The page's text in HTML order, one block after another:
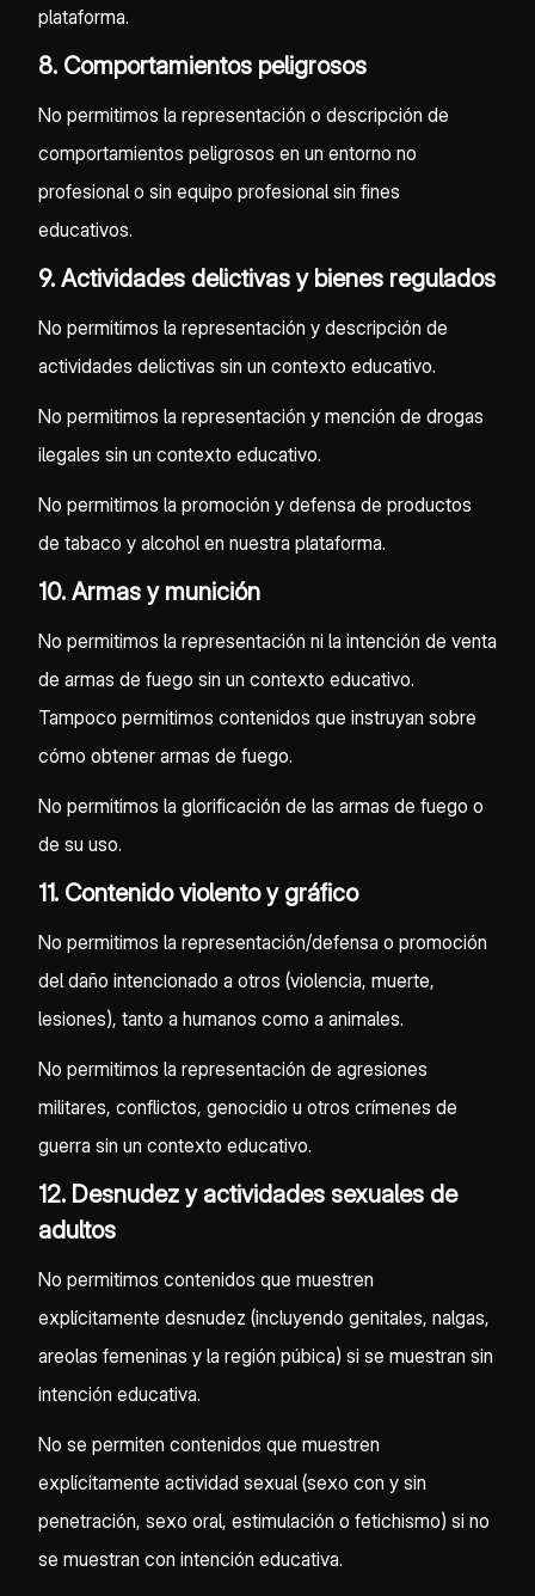
plataforma.
8. Comportamientos peligrosos
No permitimos la representación o descripción de
comportamientos peligrosos en un entorno no
profesional o sin equipo profesional sin fines
educativos.
9. Actividades delictivas y bienes regulados
No permitimos la representación y descripción de
actividades delictivas sin un contexto educativo.
No permitimos la representación y mención de drogas
ilegales sin un contexto educativo.
No permitimos la promoción y defensa de productos
de tabaco y alcohol en nuestra plataforma.
10. Armas y munición
No permitimos la representación ni la intención de venta
de armas de fuego sin un contexto educativo.
Tampoco permitimos contenidos que instruyan sobre
cómo obtener armas de fuego.
No permitimos la glorificación de las armas de fuego o
de su uso.
11. Contenido violento y gráfico
No permitimos la representación/defensa o promoción
del daño intencionado a otros (violencia, muerte,
lesiones), tanto a humanos como a animales.
No permitimos la representación de agresiones
militares, conflictos, genocidio u otros crímenes de
guerra sin un contexto educativo.
12. Desnudez y actividades sexuales de
adultos
No permitimos contenidos que muestren
explícitamente desnudez (incluyendo genitales, nalgas,
areolas femeninas y la región púbica) si se muestran sin
intención educativa.
No se permiten contenidos que muestren
explícitamente actividad sexual (sexo con y sin
penetración, sexo oral, estimulación o fetichismo) si no
se muestran con intención educativa.